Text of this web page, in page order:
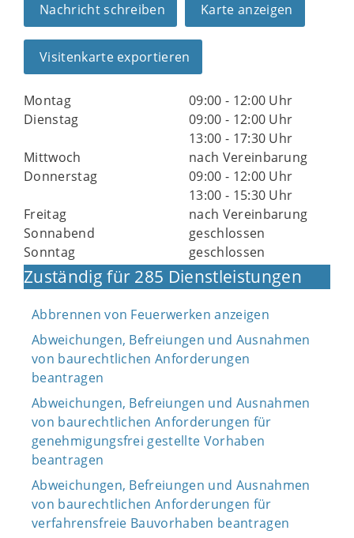
Nachricht schreiben Karte anzeigen
Visitenkarte exportieren
Montag
09:00 - 12:00 Uhr
Dienstag
09:00 - 12:00 Uhr
13:00 - 17:30 Uhr
Mittwoch
nach Vereinbarung
Donnerstag
09:00 - 12:00 Uhr
13:00 - 15:30 Uhr
Freitag
nach Vereinbarung
Sonnabend
geschlossen
Sonntag
geschlossen
Zuständig für 285 Dienstleistungen
Abbrennen von Feuerwerken anzeigen
Abweichungen, Befreiungen und Ausnahmen
von baurechtlichen Anforderungen
beantragen
Abweichungen, Befreiungen und Ausnahmen
von baurechtlichen Anforderungen für
genehmigungsfrei gestellte Vorhaben
beantragen
Abweichungen, Befreiungen und Ausnahmen
von baurechtlichen Anforderungen für
verfahrensfreie Bauvorhaben beantragen